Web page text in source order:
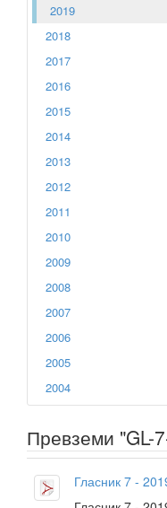
2019
2018
2017
2016
2015
2014
2013
2012
2011
2010
2009
2008
2007
2006
2005
2004
Превземи "GL-
Гласник 7 -